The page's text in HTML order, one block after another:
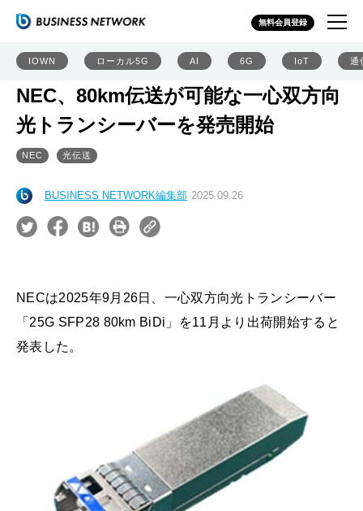
無料会員登録
IOWN ローカル5G AI 6G IoT 通
NEC、80km伝送が可能な一心双方向
光トランシーバーを発売開始
NEC 光伝送
BUSINESS NETWORK編集部 2025.09.26
NECは2025年9月26日、一心双方向光トランシーバー
「25G SFP28 80km BiDi」を11月より出荷開始すると
発表した。